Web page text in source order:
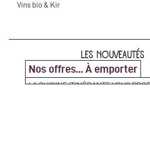
Vins bio & Kir
LES NOUVEAUTÉS
Nos offres... À emporter
LA CUISINE ITINÉRANTE VOUS